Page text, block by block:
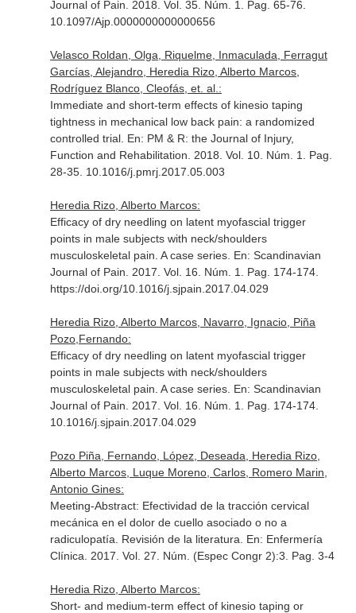
Journal of Pain . 2018. Vol. 35. Núm. 1. Pag. 65-76.
10.1097/Ajp.0000000000000656
Velasco Roldan, Olga, Riquelme, Inmaculada, Ferragut
Garcías, Alejandro, Heredia Rizo, Alberto Marcos,
Rodríguez Blanco, Cleofás, et. al.:
Immediate and short-term effects of kinesio taping
tightness in mechanical low back pain: a randomized
controlled trial. En: PM & R: the Journal of Injury,
Function and Rehabilitation . 2018. Vol. 10. Núm. 1. Pag.
28-35. 10.1016/j.pmrj.2017.05.003
Heredia Rizo, Alberto Marcos:
Efficacy of dry needling on latent myofascial trigger
points in male subjects with neck/shoulders
musculoskeletal pain. A case series. En: Scandinavian
Journal of Pain . 2017. Vol. 16. Núm. 1. Pag. 174-174.
https://doi.org/10.1016/j.sjpain.2017.04.029
Heredia Rizo, Alberto Marcos, Navarro, Ignacio, Piña
Pozo,Fernando:
Efficacy of dry needling on latent myofascial trigger
points in male subjects with neck/shoulders
musculoskeletal pain. A case series. En: Scandinavian
Journal of Pain . 2017. Vol. 16. Núm. 1. Pag. 174-174.
10.1016/j.sjpain.2017.04.029
Pozo Piña, Fernando, López, Deseada, Heredia Rizo,
Alberto Marcos, Luque Moreno, Carlos, Romero Marin,
Antonio Gines:
Meeting-Abstract: Efectividad de la tracción cervical
mecánica en el dolor de cuello asociado o no a
radiculopatía. Revisión de la literatura. En: Enfermería
Clínica . 2017. Vol. 27. Núm. (Espec Congr 2):3. Pag. 3-4
Heredia Rizo, Alberto Marcos:
Short- and medium-term effect of kinesio taping or